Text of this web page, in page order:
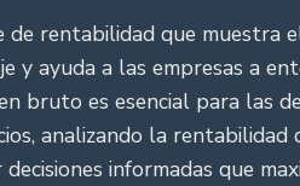
rentabilidad que muestra
y ayuda a las empresas a
bruto es esencial para las
analizando la
informadas que